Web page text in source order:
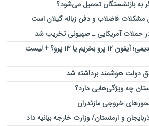
به بازنشستگان تحمیل می‌شود؟
فاضلاب و دفن زباله گیلان است
مقایسه این دو جذاب قدیمی؛ آیفون ۱۲ پرو بخریم یا ۱۳ پرو؟ + لیست
دولت هوشمند برداشته شد
چه ویژگی‌هایی دارد؟
خروجی مازندران
و ارمنستان/ وزارت خارجه بیانیه داد